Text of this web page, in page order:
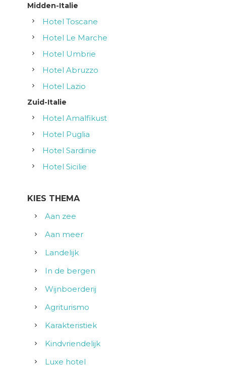
Midden-Italie
Hotel Toscane
Hotel Le Marche
Hotel Umbrie
Hotel Abruzzo
Hotel Lazio
Zuid-Italie
Hotel Amalfikust
Hotel Puglia
Hotel Sardinie
Hotel Sicilie
KIES THEMA
Aan zee
Aan meer
Landelijk
In de bergen
Wijnboerderij
Agriturismo
Karakteristiek
Kindvriendelijk
Luxe hotel